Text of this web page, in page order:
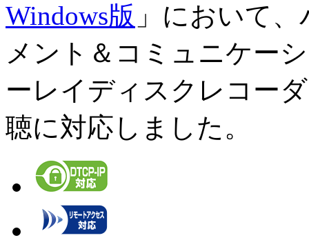
Windows版 」において
メント＆コミュニケー
ーレイディスクレコー
聴に対応しました。